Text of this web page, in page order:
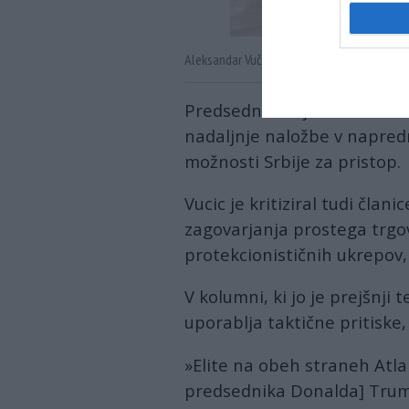
Aleksandar Vučić in Xi Jinping. Vir: X,
Predsednik se je
nadaljnje naložbe v
možnosti Srbije za pristop.
Vucic je kritiziral tudi
zagovarjanja prostega
protekcionističnih
V kolumni, ki jo je prejšnji
uporablja taktične pritiske,
»Elite na obeh straneh
predsednika Donalda]